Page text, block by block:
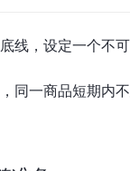
线，设定一个不
同一商品短期内